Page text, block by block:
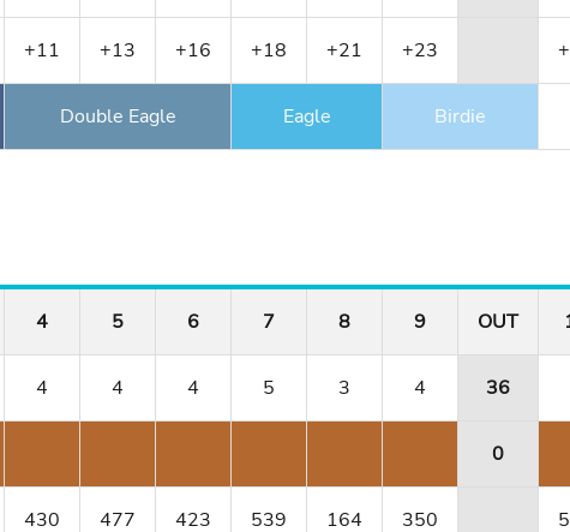
+11 +13 +16 +18 +21 +23
Double Eagle Eagle Birdie
4 5 6 7 8 9 OUT
4 4 4 5 3 4 36
0
430 477 423 539 164 350